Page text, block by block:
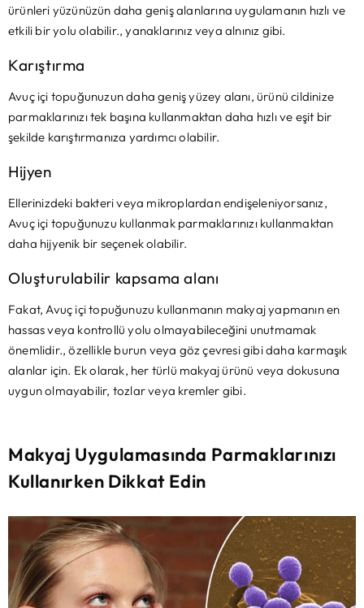
ürünleri yüzünüzün daha geniş alanlarına uygulamanın hızlı ve
etkili bir yolu olabilir., yanaklarınız veya alnınız gibi.
Karıştırma
Avuç içi topuğunuzun daha geniş yüzey alanı, ürünü cildinize
parmaklarınızı tek başına kullanmaktan daha hızlı ve eşit bir
şekilde karıştırmanıza yardımcı olabilir.
Hijyen
Ellerinizdeki bakteri veya mikroplardan endişeleniyorsanız,
Avuç içi topuğunuzu kullanmak parmaklarınızı kullanmaktan
daha hijyenik bir seçenek olabilir.
Oluşturulabilir kapsama alanı
Fakat, Avuç içi topuğunuzu kullanmanın makyaj yapmanın en
hassas veya kontrollü yolu olmayabileceğini unutmamak
önemlidir., özellikle burun veya göz çevresi gibi daha karmaşık
alanlar için. Ek olarak, her türlü makyaj ürünü veya dokusuna
uygun olmayabilir, tozlar veya kremler gibi.
Makyaj Uygulamasında Parmaklarınızı
Kullanırken Dikkat Edin